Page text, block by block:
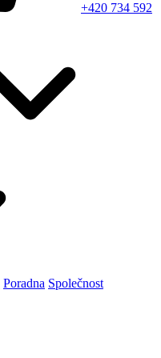
+420 734 592
Poradna Společnost